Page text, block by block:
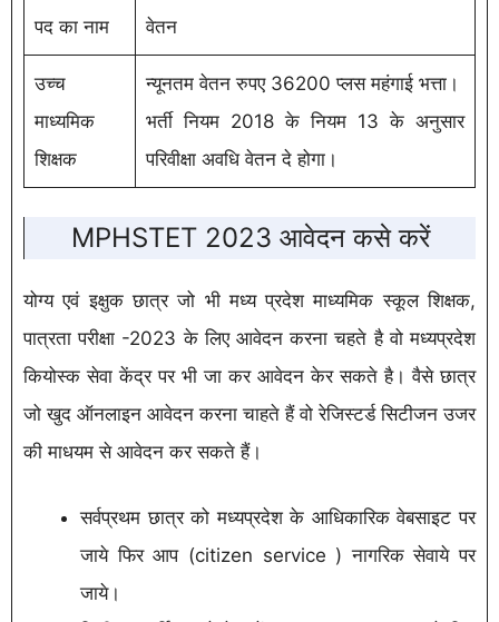
पद का नाम वेतन
उच्च
माध्यमिक
शिक्षक
न्यूनतम वेतन रुपए 36200 प्लस महंगाई भत्ता।
भर्ती नियम 2018 के नियम 13 के अनुसार
परिवीक्षा अवधि वेतन दे होगा।
MPHSTET 2023 आवेदन कसे करें
योग्य एवं इक्षुक छात्र जो भी मध्य प्रदेश माध्यमिक स्कूल शिक्षक,
पात्रता परीक्षा -2023 के लिए आवेदन करना चहते है वो मध्यप्रदेश
कियोस्क सेवा केंद्र पर भी जा कर आवेदन केर सकते है। वैसे छात्र
जो खुद ऑनलाइन आवेदन करना चाहते हैं वो रेजिस्टर्ड सिटीजन उजर
की माधयम से आवेदन कर सकते हैं।
सर्वप्रथम छात्र को मध्यप्रदेश के आधिकारिक वेबसाइट पर
जाये फिर आप (citizen service ) नागरिक सेवाये पर
जाये।